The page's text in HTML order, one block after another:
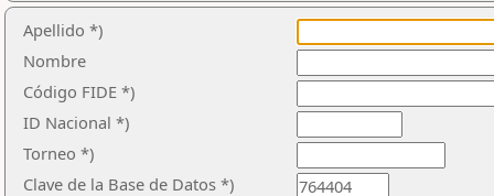
Apellido *)
Nombre
Código FIDE *)
ID Nacional *)
Torneo *)
Clave de la Base de Datos *)